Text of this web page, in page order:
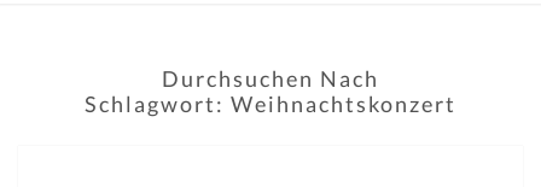
Durchsuchen Nach
Schlagwort: Weihnachtskonzert